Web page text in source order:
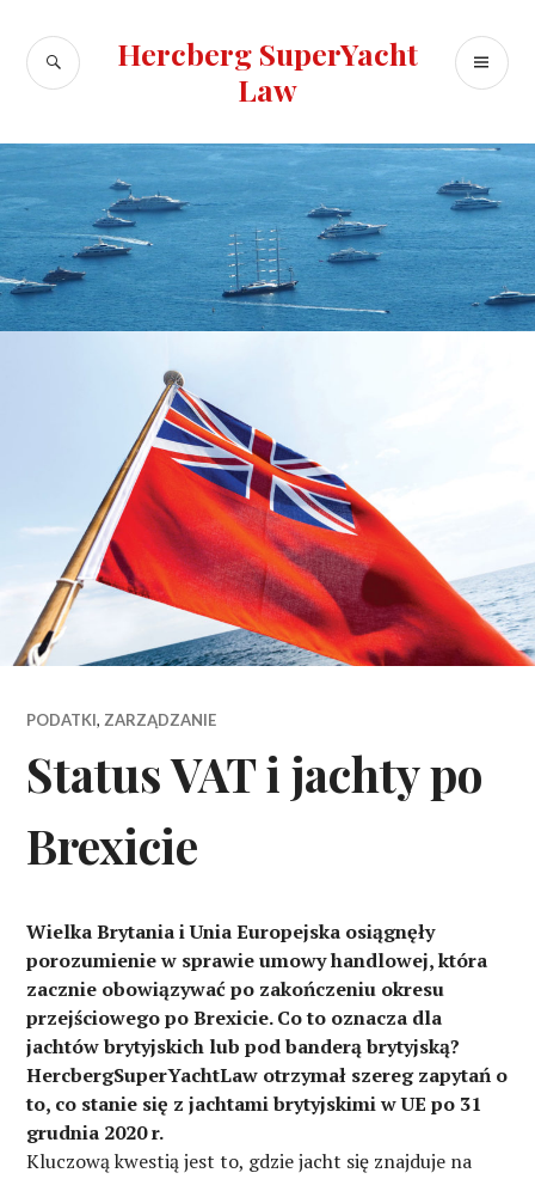
content
Hercberg SuperYacht
Law
SEARCH
PODATKI, ZARZĄDZANIE
Status VAT i jachty po
Brexicie
Wielka Brytania i Unia Europejska osiągnęły
porozumienie w sprawie umowy handlowej, która
zacznie obowiązywać po zakończeniu okresu
przejściowego po Brexicie. Co to oznacza dla
jachtów brytyjskich lub pod banderą brytyjską?
HercbergSuperYachtLaw otrzymał szereg zapytań o
to, co stanie się z jachtami brytyjskimi w UE po 31
grudnia 2020 r.
Kluczową kwestią jest to, gdzie jacht się znajduje na